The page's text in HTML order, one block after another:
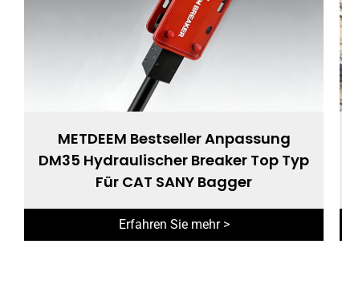
METDEEM Bestseller Anpassung
DM35 Hydraulischer Breaker Top Typ
Für CAT SANY Bagger
Erfahren Sie mehr >